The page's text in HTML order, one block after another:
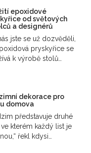
epoxidové
od světových
a designérů
jste se už dozvěděli,
pryskyřice se
k výrobě stolů…
dekorace pro
domova
představuje druhé
ve kterém každý list je
řekl kdysi…